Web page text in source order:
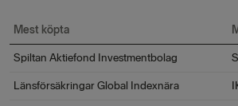
Mest köpta
Spiltan Aktiefond Investmentbolag
Länsförsäkringar Global Indexnära